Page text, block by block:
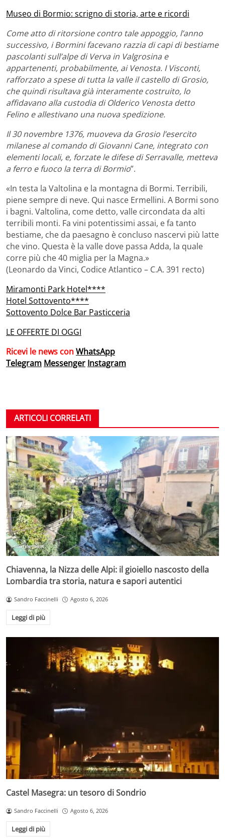
Museo di Bormio: scrigno di storia, arte e ricordi
Come atto di ritorsione contro tale appoggio, l’anno
successivo, i Bormini facevano razzia di capi di bestiame
pascolanti sull’alpe di Verva in Valgrosina e
appartenenti, probabilmente, ai Venosta. I Visconti,
rafforzato a spese di tutta la valle il castello di Grosio,
che quindi risultava già interamente costruito, lo
affidavano alla custodia di Olderico Venosta detto
Felino e allestivano una nuova spedizione.
Il 30 novembre 1376, muoveva da Grosio l’esercito
milanese al comando di Giovanni Cane, integrato con
elementi locali, e, forzate le difese di Serravalle, metteva
a ferro e fuoco la terra di Bormio”.
«In testa la Valtolina e la montagna di Bormi. Terribili,
piene sempre di neve. Qui nasce Ermellini. A Bormi sono
i bagni. Valtolina, come detto, valle circondata da alti
terribili monti. Fa vini potentissimi assai, e fa tanto
bestiame, che da paesagno è concluso nascervi più latte
che vino. Questa è la valle dove passa Adda, la quale
corre più che 40 miglia per la Magna.»
(Leonardo da Vinci, Codice Atlantico – C.A. 391 recto)
Miramonti Park Hotel****
Hotel Sottovento****
Sottovento Dolce Bar Pasticceria
LE OFFERTE DI OGGI
Ricevi le news conWhatsApp
Telegram Messenger Instagram
ARTICOLI CORRELATI
Chiavenna, la Nizza delle Alpi: il gioiello nascosto della
Lombardia tra storia, natura e sapori autentici
Sandro Faccinelli Agosto 6, 2026
Leggi di più
Castel Masegra: un tesoro di Sondrio
Sandro Faccinelli Agosto 6, 2026
Leggi di più